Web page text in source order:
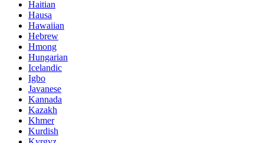
Haitian
Hausa
Hawaiian
Hebrew
Hmong
Hungarian
Icelandic
Igbo
Javanese
Kannada
Kazakh
Khmer
Kurdish